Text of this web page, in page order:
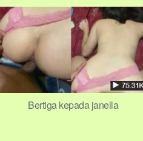
Bertiga kepada janella